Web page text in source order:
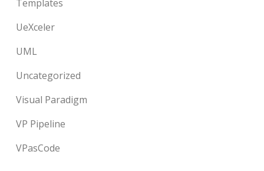
Templates
UeXceler
UML
Uncategorized
Visual Paradigm
VP Pipeline
VPasCode